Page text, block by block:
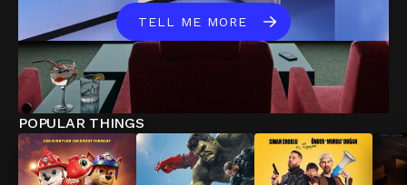
TELL ME MORE
POPULAR THINGS